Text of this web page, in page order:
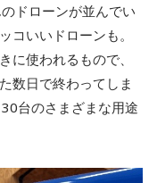
ドローンが並んでい
コいいドローンも。
に使われるもので、
数日で終わってしま
台のさまざまな用途